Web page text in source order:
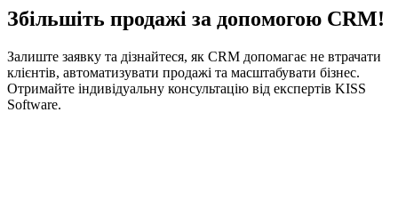
Збільшіть продажі за допомогою CRM!
Залиште заявку та дізнайтеся, як CRM допомагає не втрачати
клієнтів, автоматизувати продажі та масштабувати бізнес.
Отримайте індивідуальну консультацію від експертів KISS
Software.